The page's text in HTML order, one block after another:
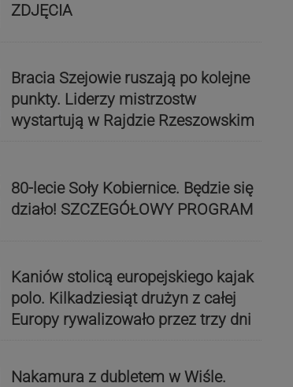
ZDJĘCIA
Bracia Szejowie ruszają po kolejne
punkty. Liderzy mistrzostw
wystartują w Rajdzie Rzeszowskim
80-lecie Soły Kobiernice. Będzie się
działo! SZCZEGÓŁOWY PROGRAM
Kaniów stolicą europejskiego kajak
polo. Kilkadziesiąt drużyn z całej
Europy rywalizowało przez trzy dni
Nakamura z dubletem w Wiśle.